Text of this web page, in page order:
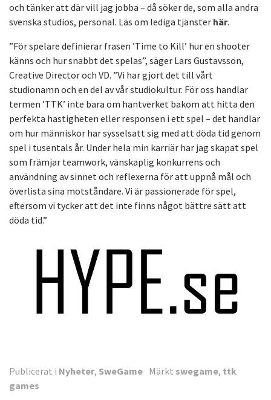
och tänker att där vill jag jobba – då söker de, som alla andra
svenska studios, personal. Läs om lediga tjänster här.
”För spelare definierar frasen ’Time to Kill’ hur en shooter
känns och hur snabbt det spelas”, säger Lars Gustavsson,
Creative Director och VD. ”Vi har gjort det till vårt
studionamn och en del av vår studiokultur. För oss handlar
termen ’TTK’ inte bara om hantverket bakom att hitta den
perfekta hastigheten eller responsen i ett spel – det handlar
om hur människor har sysselsatt sig med att döda tid genom
spel i tusentals år. Under hela min karriär har jag skapat spel
som främjar teamwork, vänskaplig konkurrens och
användning av sinnet och reflexerna för att uppnå mål och
överlista sina motståndare. Vi är passionerade för spel,
eftersom vi tycker att det inte finns något bättre sätt att
döda tid.”
Publicerat i Nyheter, SweGame Märkt swegame, ttk
games